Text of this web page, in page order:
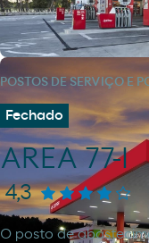
POSTOS DE SERVIÇO E
Fechado
AREA 77-I
4,3
O posto de